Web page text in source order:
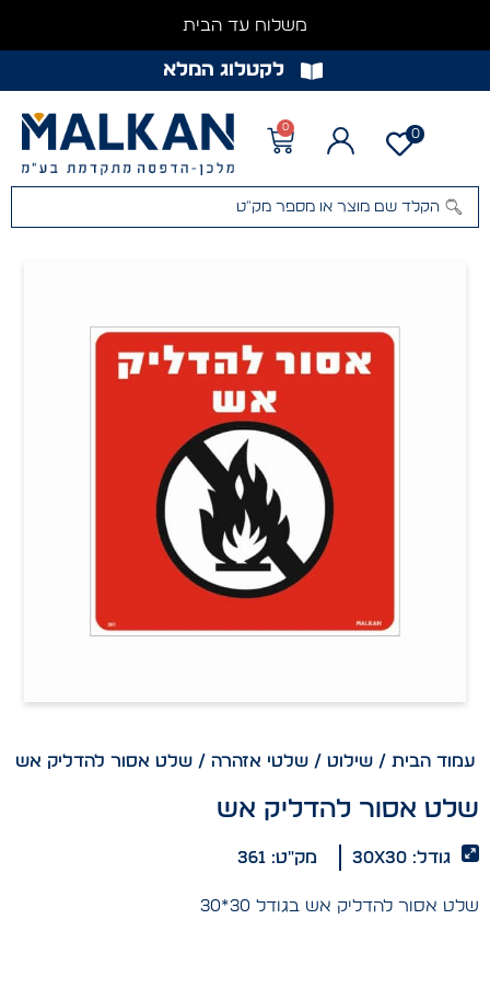
משלוח עד הבית
לקטלוג המלא
0
0
עמוד הבית/ שילוט/ שלטי אזהרה/ שלט אסור להדליק אש
שלט אסור להדליק אש
גודל: 30x30 מק"ט: 361
שלט אסור להדליק אש בגודל 30*30